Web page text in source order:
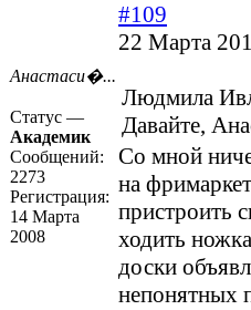
Анастаси�...
Статус —
Академик
Сообщений:
2273
Регистрация:
14 Марта
2008
#109
22 Марта
Людмила
Давайте,
Со мной
на
пристроить
ходить
доски
непонятных